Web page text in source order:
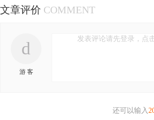
文章评价 COMMENT
d
游 客
发表评论请先登录，点
还可以输入